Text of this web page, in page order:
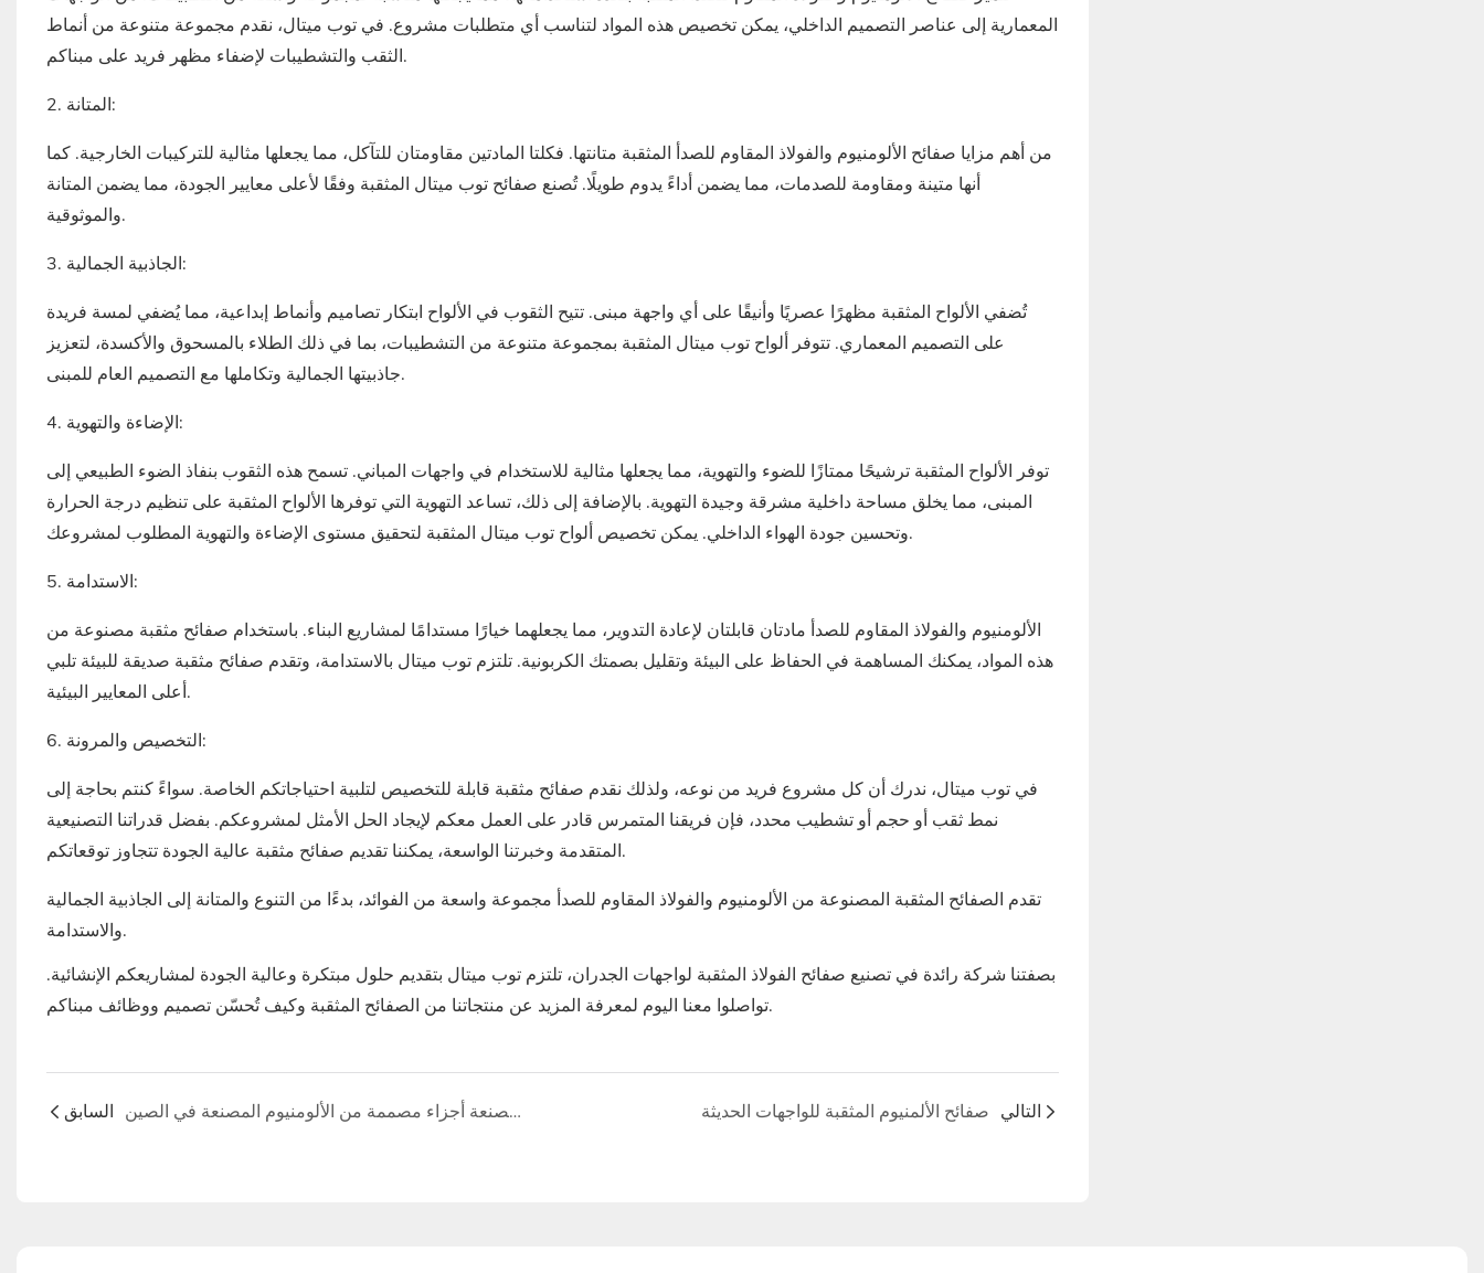
المعمارية إلى عناصر التصميم الداخلي، يمكن تخصيص هذه المواد لتناسب أي متطلبات مشروع. في توب ميتال، نقدم مجموعة متنوعة من أنماط
الثقب والتشطيبات لإضفاء مظهر فريد على مبناكم.
2. المتانة:
من أهم مزايا صفائح الألومنيوم والفولاذ المقاوم للصدأ المثقبة متانتها. فكلتا المادتين مقاومتان للتآكل، مما يجعلها مثالية للتركيبات الخارجية. كما
أنها متينة ومقاومة للصدمات، مما يضمن أداءً يدوم طويلًا. تُصنع صفائح توب ميتال المثقبة وفقًا لأعلى معايير الجودة، مما يضمن المتانة
والموثوقية.
3. الجاذبية الجمالية:
تُضفي الألواح المثقبة مظهرًا عصريًا وأنيقًا على أي واجهة مبنى. تتيح الثقوب في الألواح ابتكار تصاميم وأنماط إبداعية، مما يُضفي لمسة فريدة
على التصميم المعماري. تتوفر ألواح توب ميتال المثقبة بمجموعة متنوعة من التشطيبات، بما في ذلك الطلاء بالمسحوق والأكسدة، لتعزيز
جاذبيتها الجمالية وتكاملها مع التصميم العام للمبنى.
4. الإضاءة والتهوية:
توفر الألواح المثقبة ترشيحًا ممتازًا للضوء والتهوية، مما يجعلها مثالية للاستخدام في واجهات المباني. تسمح هذه الثقوب بنفاذ الضوء الطبيعي إلى
المبنى، مما يخلق مساحة داخلية مشرقة وجيدة التهوية. بالإضافة إلى ذلك، تساعد التهوية التي توفرها الألواح المثقبة على تنظيم درجة الحرارة
وتحسين جودة الهواء الداخلي. يمكن تخصيص ألواح توب ميتال المثقبة لتحقيق مستوى الإضاءة والتهوية المطلوب لمشروعك.
5. الاستدامة:
الألومنيوم والفولاذ المقاوم للصدأ مادتان قابلتان لإعادة التدوير، مما يجعلهما خيارًا مستدامًا لمشاريع البناء. باستخدام صفائح مثقبة مصنوعة من
هذه المواد، يمكنك المساهمة في الحفاظ على البيئة وتقليل بصمتك الكربونية. تلتزم توب ميتال بالاستدامة، وتقدم صفائح مثقبة صديقة للبيئة تلبي
أعلى المعايير البيئية.
6. التخصيص والمرونة:
في توب ميتال، ندرك أن كل مشروع فريد من نوعه، ولذلك نقدم صفائح مثقبة قابلة للتخصيص لتلبية احتياجاتكم الخاصة. سواءً كنتم بحاجة إلى
نمط ثقب أو حجم أو تشطيب محدد، فإن فريقنا المتمرس قادر على العمل معكم لإيجاد الحل الأمثل لمشروعكم. بفضل قدراتنا التصنيعية
المتقدمة وخبرتنا الواسعة، يمكننا تقديم صفائح مثقبة عالية الجودة تتجاوز توقعاتكم.
تقدم الصفائح المثقبة المصنوعة من الألومنيوم والفولاذ المقاوم للصدأ مجموعة واسعة من الفوائد، بدءًا من التنوع والمتانة إلى الجاذبية الجمالية
والاستدامة.
بصفتنا شركة رائدة في تصنيع صفائح الفولاذ المثقبة لواجهات الجدران، تلتزمتوب ميتال بتقديم حلول مبتكرة وعالية الجودة لمشاريعكم الإنشائية.
تواصلوا معنا اليوم لمعرفة المزيد عن منتجاتنا من الصفائح المثقبة وكيف تُحسّن تصميم ووظائف مبناكم.
السابق مخصصة مصنعة أجزاء مصممة من الألومنيوم المصنعة في الصين صفائح الألمنيوم المثقبة للواجهات الحديثة التالي